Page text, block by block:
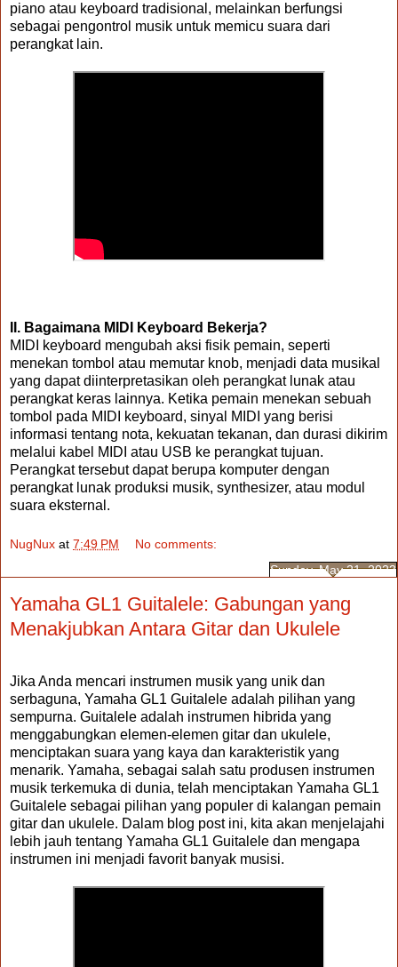
piano atau keyboard tradisional, melainkan berfungsi
sebagai pengontrol musik untuk memicu suara dari
perangkat lain.
II. Bagaimana MIDI Keyboard Bekerja?
MIDI keyboard mengubah aksi fisik pemain, seperti
menekan tombol atau memutar knob, menjadi data musikal
yang dapat diinterpretasikan oleh perangkat lunak atau
perangkat keras lainnya. Ketika pemain menekan sebuah
tombol pada MIDI keyboard, sinyal MIDI yang berisi
informasi tentang nota, kekuatan tekanan, dan durasi dikirim
melalui kabel MIDI atau USB ke perangkat tujuan.
Perangkat tersebut dapat berupa komputer dengan
perangkat lunak produksi musik, synthesizer, atau modul
suara eksternal.
NugNux at 7:49 PM
No comments:
Sunday, May 21, 2023
Yamaha GL1 Guitalele: Gabungan yang
Menakjubkan Antara Gitar dan Ukulele
Jika Anda mencari instrumen musik yang unik dan
serbaguna, Yamaha GL1 Guitalele adalah pilihan yang
sempurna. Guitalele adalah instrumen hibrida yang
menggabungkan elemen-elemen gitar dan ukulele,
menciptakan suara yang kaya dan karakteristik yang
menarik. Yamaha, sebagai salah satu produsen instrumen
musik terkemuka di dunia, telah menciptakan Yamaha GL1
Guitalele sebagai pilihan yang populer di kalangan pemain
gitar dan ukulele. Dalam blog post ini, kita akan menjelajahi
lebih jauh tentang Yamaha GL1 Guitalele dan mengapa
instrumen ini menjadi favorit banyak musisi.